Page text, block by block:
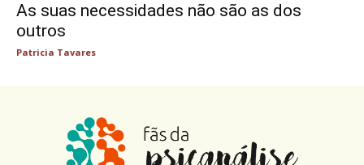
As suas necessidades não são as dos
outros
Patricia Tavares